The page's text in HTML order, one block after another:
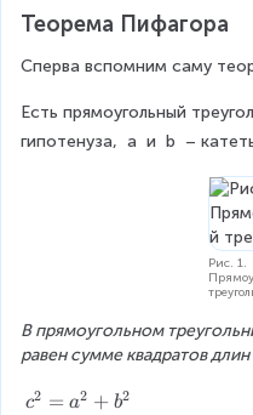
Теорема Пифагора
Сперва вспомним саму
Есть прямоугольный
гипотенуза, a и b –
Рис. 1.
В прямоугольном
равен сумме квадратов длин
c
c2 = a2 + b2